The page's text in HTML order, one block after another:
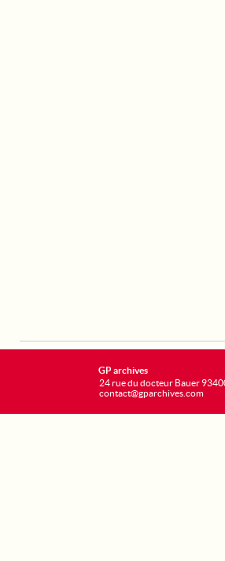
GP archives
24 rue du docteur Bauer
contact@gparchives.com